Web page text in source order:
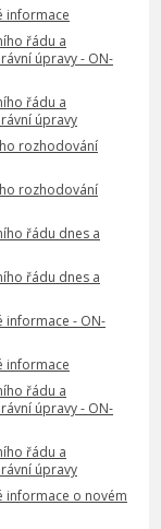
informace
řádu a
úpravy - ON-
řádu a
úpravy
rozhodování
rozhodování
řádu dnes a
řádu dnes a
informace - ON-
informace
řádu a
úpravy - ON-
řádu a
úpravy
informace o novém